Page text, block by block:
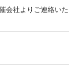
会社よりご連絡いた